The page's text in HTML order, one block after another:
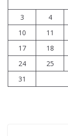
3
4
10
11
17
18
24
25
31